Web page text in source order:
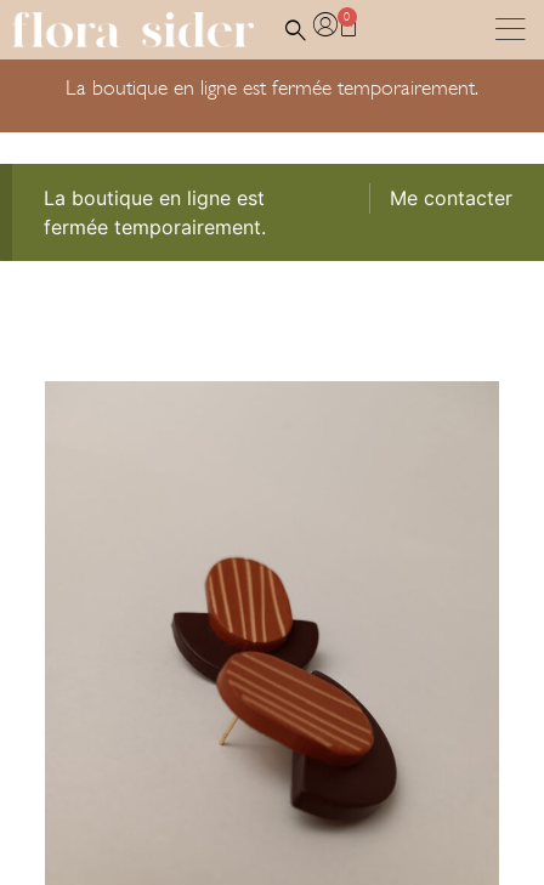
0
La boutique en ligne est fermée temporairement.
Me contacter
La boutique en ligne est
fermée temporairement.